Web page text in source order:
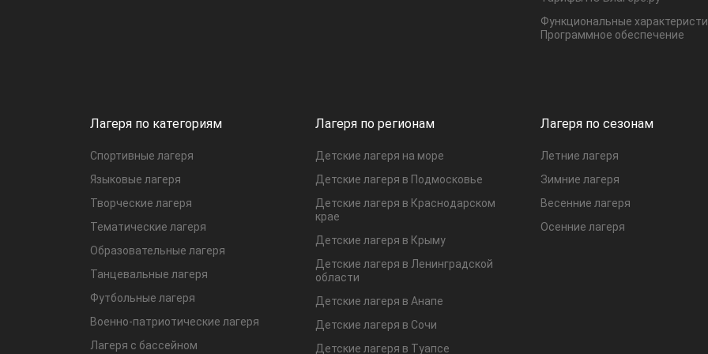
Функциональные
Программное обеспечение
Лагеря по категориям
Спортивные лагеря
Языковые лагеря
Творческие лагеря
Тематические лагеря
Образовательные лагеря
Танцевальные лагеря
Футбольные лагеря
Военно-патриотические лагеря
Лагеря с бассейном
Лагеря по регионам
Детские лагеря на море
Детские лагеря в Подмосковье
Детские лагеря в Краснодарском
крае
Детские лагеря в Крыму
Детские лагеря в Ленинградской
области
Детские лагеря в Анапе
Детские лагеря в Сочи
Детские лагеря в Туапсе
Лагеря по сезонам
Летние лагеря
Зимние лагеря
Весенние лагеря
Осенние лагеря